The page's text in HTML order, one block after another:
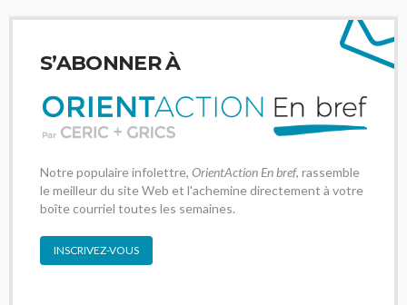
S’ABONNER À
Notre populaire infolettre, OrientAction En bref, rassemble
le meilleur du site Web et l'achemine directement à votre
boîte courriel toutes les semaines.
INSCRIVEZ-VOUS